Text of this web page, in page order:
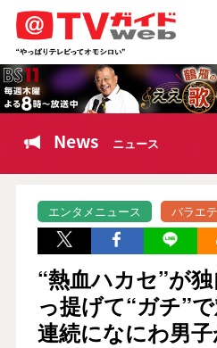
News ニュース
エンタメニュース バラエ
“熱血ハカセ”が
っ提げて“ガチ”
連続になにわ男